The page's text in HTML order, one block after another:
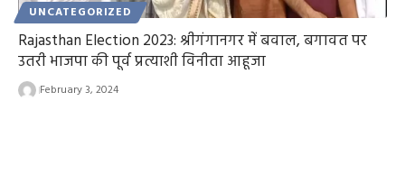
UNCATEGORIZED
Rajasthan Election 2023: श्रीगंगानगर में बवाल, बगावत पर
उतरी भाजपा की पूर्व प्रत्याशी विनीता आहूजा
February 3, 2024